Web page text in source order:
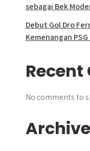
sebagai Bek
Debut Gol Dro
Kemenangan
No comments to